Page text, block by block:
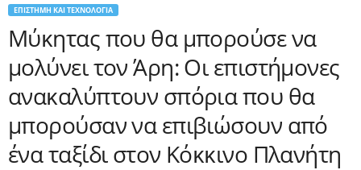
ΕΠΙΣΤΉΜΗ ΚΑΙ ΤΕΧΝΟΛΟΓΊΑ
Μύκητας που θα μπορούσε να
μολύνει τον Άρη: Οι επιστήμονες
ανακαλύπτουν σπόρια που θα
μπορούσαν να επιβιώσουν από
ένα ταξίδι στον Κόκκινο Πλανήτη